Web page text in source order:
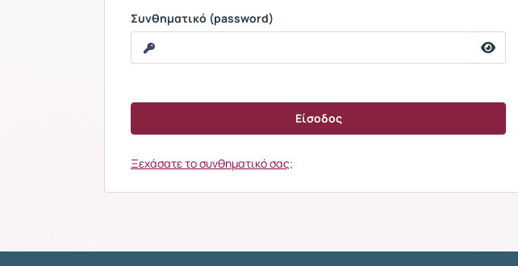
Συνθηματικό (password)
Ξεχάσατε το συνθηματικό σας;